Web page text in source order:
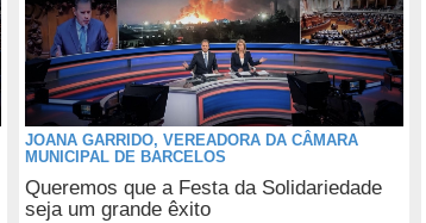
JOANA GARRIDO, VEREADORA DA CÂMARA
MUNICIPAL DE BARCELOS
Queremos que a Festa da Solidariedade
seja um grande êxito